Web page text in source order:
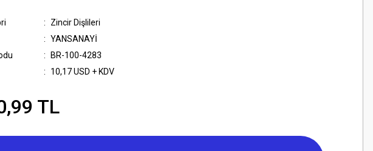
Zincir Dişlileri
YANSANAYİ
BR-100-4283
10,17 USD + KDV
TL